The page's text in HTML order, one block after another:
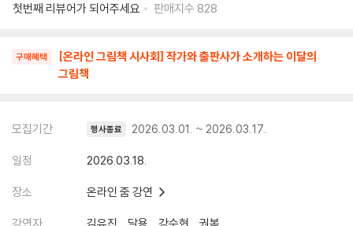
첫번째 리뷰어가 되어주세요
판매지수 828
구매혜택
[온라인 그림책 시사회] 작가와 출판사가 소개하는 이달의
그림책
모집기간 행사종료 2026.03.01. ~ 2026.03.17.
일정 2026.03.18.
장소 온라인 줌 강연